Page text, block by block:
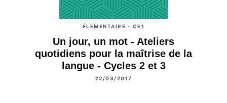
ÉLÉMENTAIRE - CE1
Un jour, un mot - Ateliers
quotidiens pour la maîtrise de la
langue - Cycles 2 et 3
22/03/2017